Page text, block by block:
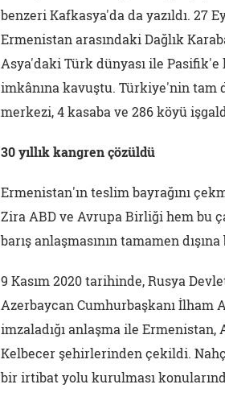
benzeri Kafkasya'da da yazıldı. 27
Ermenistan arasındaki Dağlık
Asya'daki Türk dünyası ile
imkânına kavuştu. Türkiye'nin tam
merkezi, 4 kasaba ve 286 köyü
30 yıllık kangren çözüldü
Ermenistan'ın teslim bayrağını
Zira ABD ve Avrupa Birliği hem bu
barış anlaşmasının tamamen dışına
9 Kasım 2020 tarihinde, Rusya
Azerbaycan Cumhurbaşkanı İlham
imzaladığı anlaşma ile Ermenistan,
Kelbecer şehirlerinden çekildi.
bir irtibat yolu kurulması